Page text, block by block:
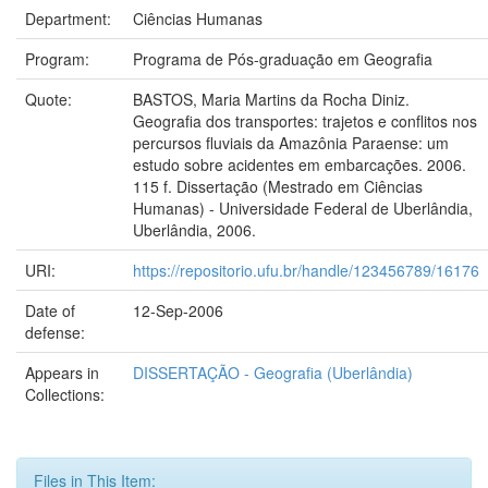
Department:
Ciências Humanas
Program:
Programa de Pós-graduação em Geografia
Quote:
BASTOS, Maria Martins da Rocha Diniz.
Geografia dos transportes: trajetos e conflitos nos
percursos fluviais da Amazônia Paraense: um
estudo sobre acidentes em embarcações. 2006.
115 f. Dissertação (Mestrado em Ciências
Humanas) - Universidade Federal de Uberlândia,
Uberlândia, 2006.
URI:
https://repositorio.ufu.br/handle/123456789/16176
Date of
defense:
12-Sep-2006
Appears in
Collections:
DISSERTAÇÃO - Geografia (Uberlândia)
Files in This Item: